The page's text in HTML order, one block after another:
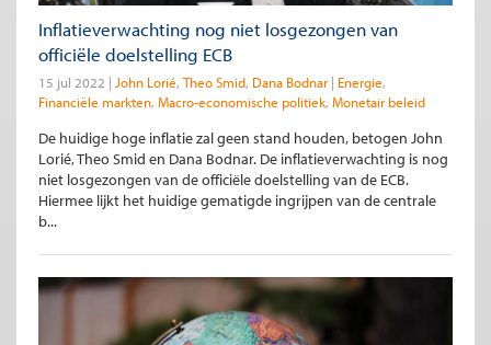
Inflatieverwachting nog niet losgezongen van
officiële doelstelling ECB
15 jul 2022 John Lorié Theo Smid Dana Bodnar
Energie
Financiële markten Macro-economische politiek Monetair beleid
De huidige hoge inflatie zal geen stand houden, betogen John
Lorié, Theo Smid en Dana Bodnar. De inflatieverwachting is nog
niet losgezongen van de officiële doelstelling van de ECB.
Hiermee lijkt het huidige gematigde ingrijpen van de centrale
b...